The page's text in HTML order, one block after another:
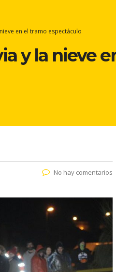
en el tramo espectáculo
y la nieve
No hay comentarios